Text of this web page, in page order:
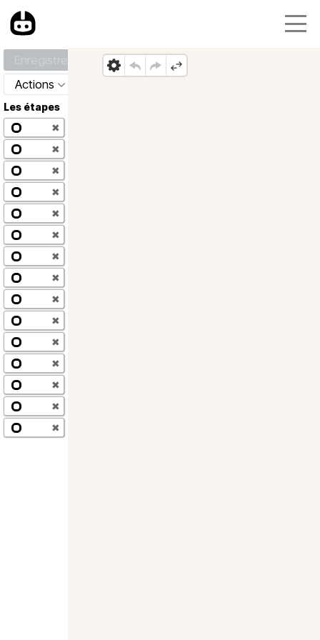
Actions
Les étapes
✖
✖
✖
✖
✖
✖
✖
✖
✖
✖
✖
✖
✖
✖
✖